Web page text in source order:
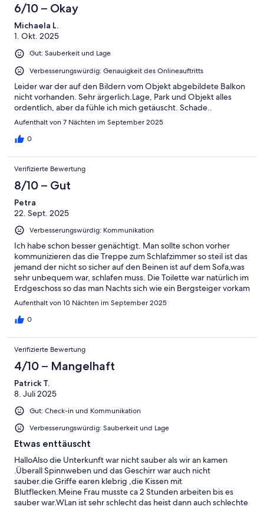
6/10 – Okay
Michaela L.
1. Okt. 2025
Gut: Sauberkeit und Lage
Verbesserungswürdig: Genauigkeit des Onlineauftritts
Leider war der auf den Bildern vom Objekt abgebildete Balkon
nicht vorhanden. Sehr ärgerlich.Lage, Park und Objekt alles
ordentlich, aber da fühle ich mich getäuscht. Schade..
Aufenthalt von 7 Nächten im September 2025
0
Verifizierte Bewertung
8/10 – Gut
Petra
22. Sept. 2025
Verbesserungswürdig: Kommunikation
Ich habe schon besser genächtigt. Man sollte schon vorher
kommunizieren das die Treppe zum Schlafzimmer so steil ist das
jemand der nicht so sicher auf den Beinen ist auf dem Sofa,was
sehr unbequem war, schlafen muss. Die Toilette war natürlich im
Erdgeschoss so das man Nachts sich wie ein Bergsteiger vorkam
wenn man pinkeln musste. Desweiteren hat der Code zur
Türöffnung nur sehr sporadisch funktioniert. Ich hatte am
zweiten Tag unseres Aufenthaltes dies schon bemängelt doch
der dies behoben hat. Doch das Meer in der Nähe hat einiges
wieder rausgerissen.
Aufenthalt von 10 Nächten im September 2025
0
Verifizierte Bewertung
4/10 – Mangelhaft
Patrick T.
8. Juli 2025
Gut: Check-in und Kommunikation
Verbesserungswürdig: Sauberkeit und Lage
Etwas enttäuscht
HalloAlso die Unterkunft war nicht sauber als wir an kamen
.Überall Spinnweben und das Geschirr war auch nicht
sauber.die Griffe earen klebrig ,die Kissen mit
Blutflecken.Meine Frau musste ca 2 Stunden arbeiten bis es
sauber war.WLan ist sehr schlecht das heist dann auch schlechte